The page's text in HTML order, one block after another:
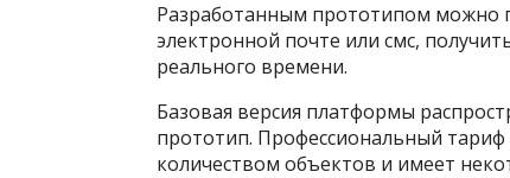
Разработанным прототипом можно
электронной почте или смс,
реального времени.
Базовая версия платформы
прототип. Профессиональный
количеством объектов и имеет